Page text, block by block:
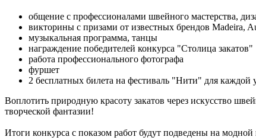
общение с профессионалами швейного мастерства,
викторины с призами от известных брендов Madeira,
музыкальная программа, танцы
награждение победителей конкурса "Столица закатов"
работа профессионального фотографа
фуршет
2 бесплатных билета на фестиваль "Нити" для каждой
Воплотить природную красоту закатов через искусство
творческой фантазии!
Итоги конкурса с показом работ будут подведены на